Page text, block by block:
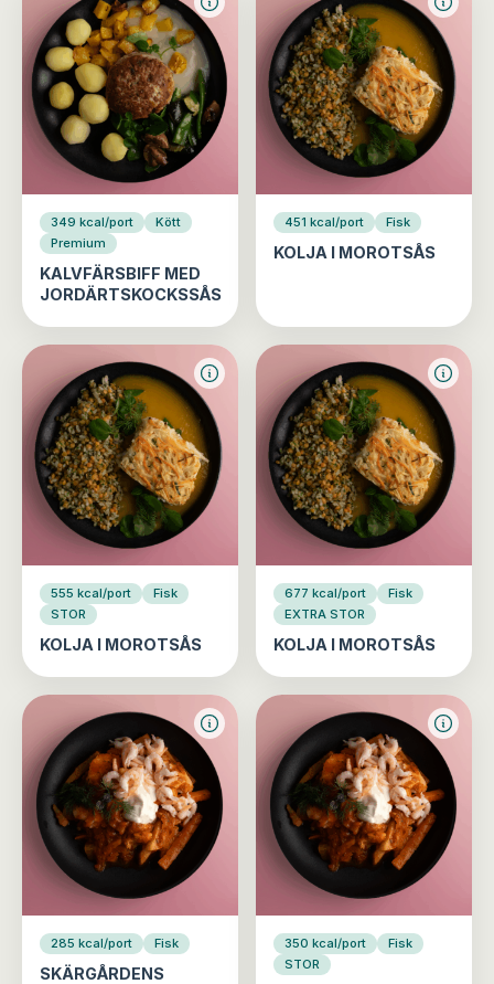
349 kcal/port
Kött
Premium
KALVFÄRSBIFF MED
JORDÄRTSKOCKSSÅS
451 kcal/port Fisk
KOLJA I MOROTSÅS
555 kcal/port
Fisk
STOR
KOLJA I MOROTSÅS
677 kcal/port
Fisk
EXTRA STOR
KOLJA I MOROTSÅS
285 kcal/port Fisk
SKÄRGÅRDENS
350 kcal/port
Fisk
STOR